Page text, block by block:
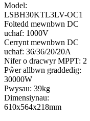
Model:
LSBH30KTL3LV-OC1
Foltedd mewnbwn DC
uchaf: 1000V
Cerrynt mewnbwn DC
uchaf: 36/36/20/20A
Nifer o dracwyr MPPT: 2
Pŵer allbwn graddedig:
30000W
Pwysau: 39kg
Dimensiynau:
610x564x218mm